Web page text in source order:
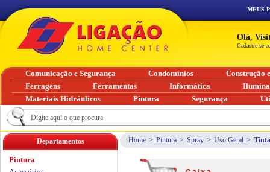
Home > Pintura > Spray > Uso Geral >
Departamentos
Pintura
MEUS
Olá,
Cadastre-se
Comunicação e Segurança Condomínios
Construção
Ferragens
Ferramentas Informática
Materiais Hidráulicos
Pintura Segurança